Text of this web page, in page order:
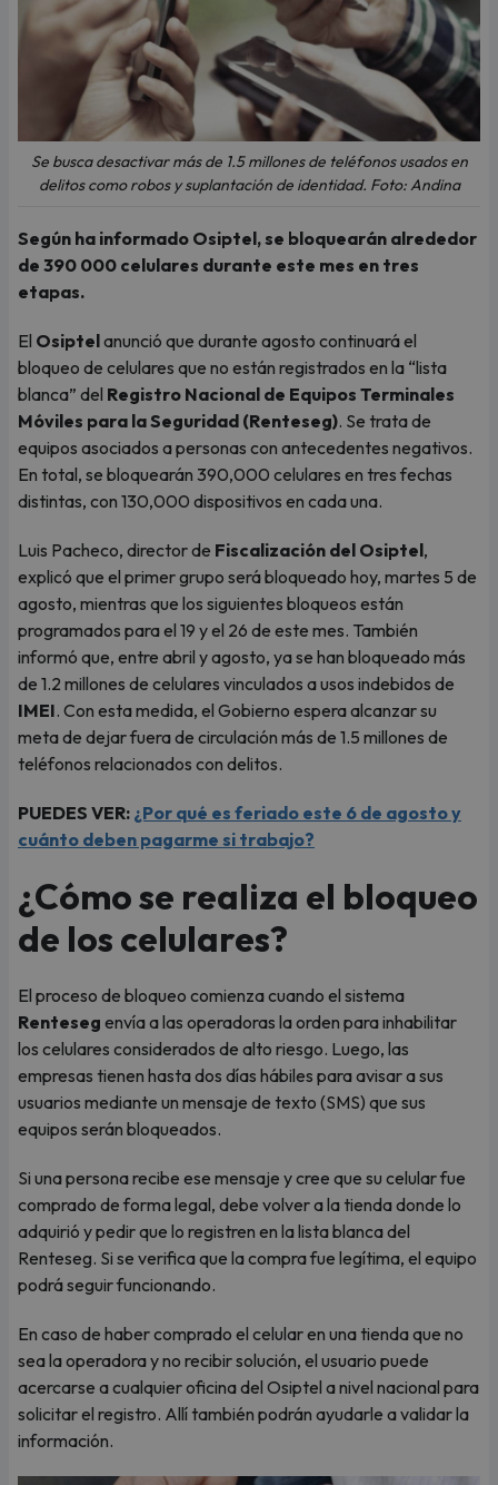
Se busca desactivar más de 1.5 millones de teléfonos usados en
delitos como robos y suplantación de identidad. Foto: Andina
Según ha informado Osiptel, se bloquearán alrededor
de 390 000 celulares durante este mes en tres
etapas.
El Osiptelanunció que durante agosto continuará el
bloqueo de celulares que no están registrados en la “lista
blanca” del Registro Nacional de Equipos Terminales
Móviles para la Seguridad (Renteseg). Se trata de
equipos asociados a personas con antecedentes negativos.
En total, se bloquearán 390,000 celulares en tres fechas
distintas, con 130,000 dispositivos en cada una.
Luis Pacheco, director de Fiscalización del Osiptel,
explicó que el primer grupo será bloqueado hoy, martes 5 de
agosto, mientras que los siguientes bloqueos están
programados para el 19 y el 26 de este mes. También
informó que, entre abril y agosto, ya se han bloqueado más
de 1.2 millones de celulares vinculados a usos indebidos de
IMEI. Con esta medida, el Gobierno espera alcanzar su
meta de dejar fuera de circulación más de 1.5 millones de
teléfonos relacionados con delitos.
PUEDES VER: ¿Por qué es feriado este 6 de agosto y
cuánto deben pagarme si trabajo?
¿Cómo se realiza el bloqueo
de los celulares?
El proceso de bloqueo comienza cuando el sistema
Renteseg envía a las operadoras la orden para inhabilitar
los celulares considerados de alto riesgo. Luego, las
empresas tienen hasta dos días hábiles para avisar a sus
usuarios mediante un mensaje de texto (SMS) que sus
equipos serán bloqueados.
Si una persona recibe ese mensaje y cree que su celular fue
comprado de forma legal, debe volver a la tienda donde lo
adquirió y pedir que lo registren en la lista blanca del
Renteseg. Si se verifica que la compra fue legítima, el equipo
podrá seguir funcionando.
En caso de haber comprado el celular en una tienda que no
sea la operadora y no recibir solución, el usuario puede
acercarse a cualquier oficina del Osiptel a nivel nacional para
solicitar el registro. Allí también podrán ayudarle a validar la
información.